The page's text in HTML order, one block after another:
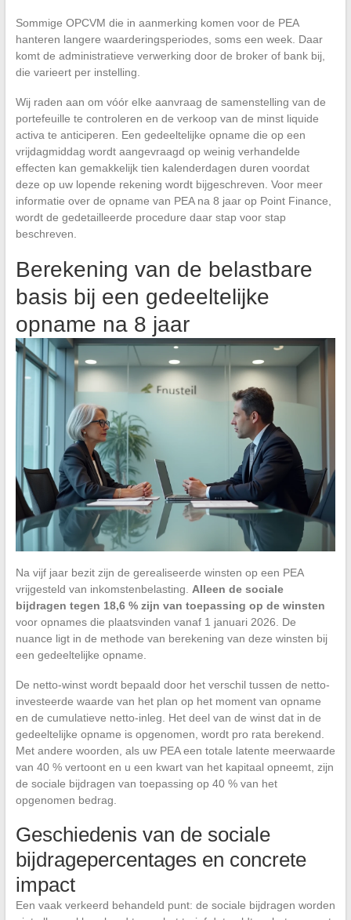
Sommige OPCVM die in aanmerking komen voor de PEA
hanteren langere waarderingsperiodes, soms een week. Daar
komt de administratieve verwerking door de broker of bank bij,
die varieert per instelling.
Wij raden aan om vóór elke aanvraag de samenstelling van de
portefeuille te controleren en de verkoop van de minst liquide
activa te anticiperen. Een gedeeltelijke opname die op een
vrijdagmiddag wordt aangevraagd op weinig verhandelde
effecten kan gemakkelijk tien kalenderdagen duren voordat
deze op uw lopende rekening wordt bijgeschreven. Voor meer
informatie over de opname van PEA na 8 jaar op Point Finance,
wordt de gedetailleerde procedure daar stap voor stap
beschreven.
Berekening van de belastbare
basis bij een gedeeltelijke
opname na 8 jaar
Na vijf jaar bezit zijn de gerealiseerde winsten op een PEA
vrijgesteld van inkomstenbelasting. Alleen de sociale
bijdragen tegen 18,6 % zijn van toepassing op de winsten
voor opnames die plaatsvinden vanaf 1 januari 2026. De
nuance ligt in de methode van berekening van deze winsten bij
een gedeeltelijke opname.
De netto-winst wordt bepaald door het verschil tussen de netto-
investeerde waarde van het plan op het moment van opname
en de cumulatieve netto-inleg. Het deel van de winst dat in de
gedeeltelijke opname is opgenomen, wordt pro rata berekend.
Met andere woorden, als uw PEA een totale latente meerwaarde
van 40 % vertoont en u een kwart van het kapitaal opneemt, zijn
de sociale bijdragen van toepassing op 40 % van het
opgenomen bedrag.
Geschiedenis van de sociale
bijdragepercentages en concrete
impact
Een vaak verkeerd behandeld punt: de sociale bijdragen worden